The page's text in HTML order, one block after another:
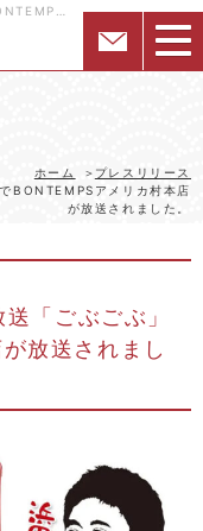
ホーム
プレスリリース
BONTEMPSアメリカ村本店
が放送されました。
「ごぶごぶ」
放送されまし